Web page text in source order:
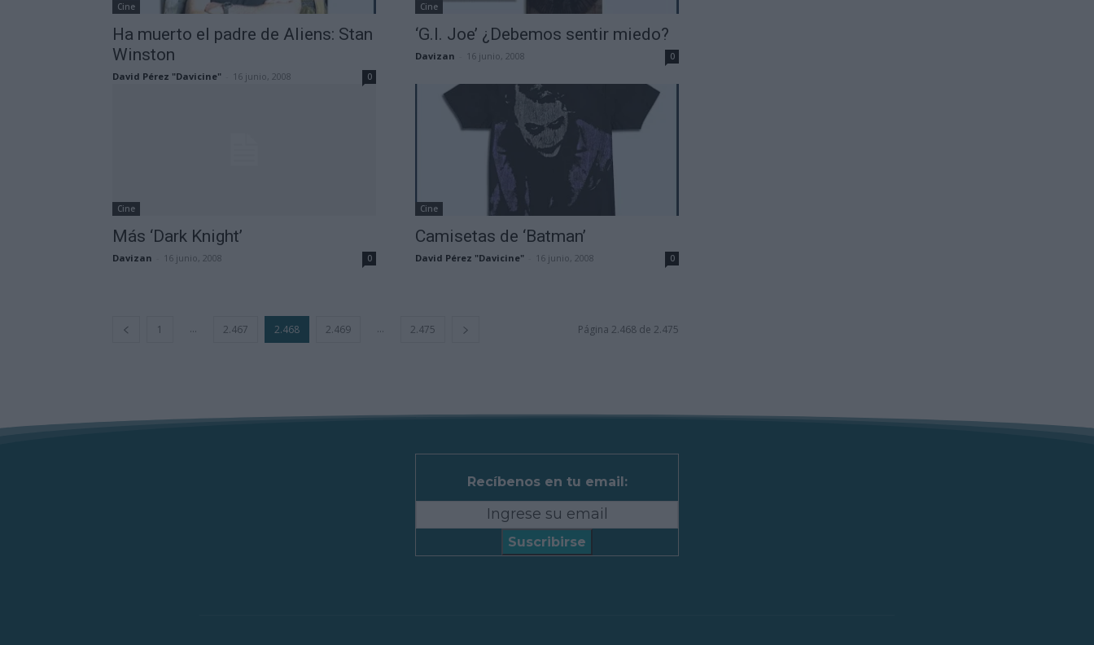
Cine
Ha muerto el padre de Aliens: Stan
Winston
David Pérez "Davicine" 16 junio, 2008 0
Cine
‘G.I. Joe’ ¿Debemos sentir miedo?
Davizan 16 junio, 2008 0
Cine
Más ‘Dark Knight’
Davizan 16 junio, 2008 0
Cine
Camisetas de ‘Batman’
David Pérez "Davicine" 16 junio, 2008 0
1 ... 2.467 2.468 2.469 ... 2.475 Página 2.468 de 2.475
Recíbenos en tu email:
Suscribirse